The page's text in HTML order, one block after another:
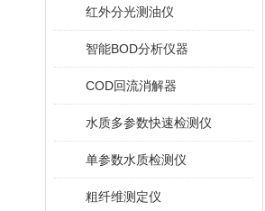
红外分光测油仪
智能BOD分析仪器
COD回流消解器
水质多参数快速检测仪
单参数水质检测仪
粗纤维测定仪